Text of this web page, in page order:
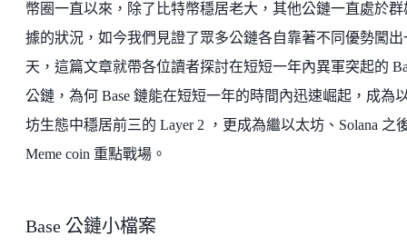
幣圈一直以來，除了比特幣穩居老大，其他公鏈一直處於群
據的狀況，如今我們見證了眾多公鏈各自靠著不同優勢闖出
天，這篇文章就帶各位讀者探討在短短一年內異軍突起的
公鏈，為何 Base 鏈能在短短一年的時間內迅速崛起，成為
坊生態中穩居前三的 Layer 2 ，更成為繼以太坊、Solana 之
Meme coin 重點戰場。
Base 公鏈小檔案